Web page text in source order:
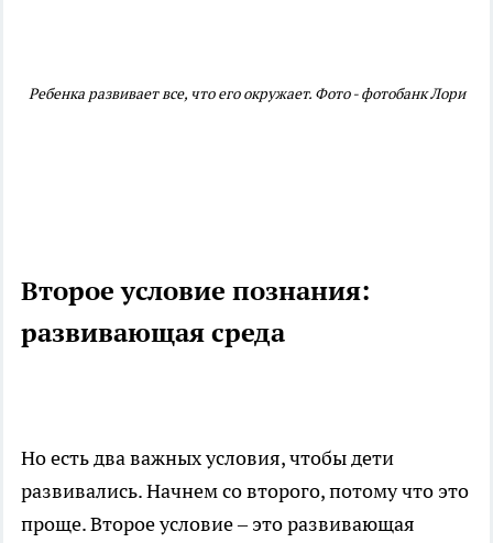
Ребенка развивает все, что его окружает. Фото - фотобанк Лори
Второе условие познания:
развивающая среда
Но есть два важных условия, чтобы дети
развивались. Начнем со второго, потому что это
проще. Второе условие – это развивающая